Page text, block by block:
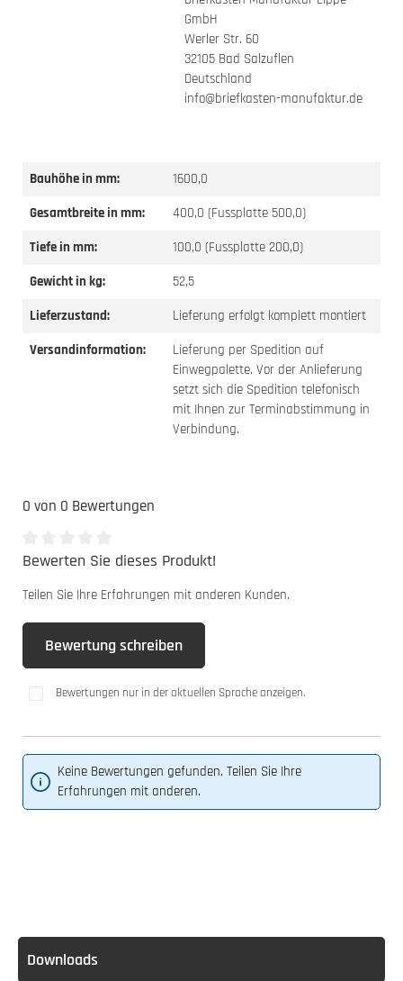
GmbH
Werler Str. 60
32105 Bad Salzuflen
Deutschland
info@briefkasten-manufaktur.de
Bauhöhe in mm:
1600,0
Gesamtbreite in mm:
400,0 (Fussplatte 500,0)
Tiefe in mm:
100,0 (Fussplatte 200,0)
Gewicht in kg:
52,5
Lieferzustand:
Lieferung erfolgt komplett montiert
Versandinformation:
Lieferung per Spedition auf
Einwegpalette. Vor der Anlieferung
setzt sich die Spedition telefonisch
mit Ihnen zur Terminabstimmung in
Verbindung.
0 von 0 Bewertungen
Durchschnittliche Bewertung von 0 von 5 Sternen
Bewerten Sie dieses Produkt!
Teilen Sie Ihre Erfahrungen mit anderen Kunden.
Bewertung schreiben
Bewertungen nur in der aktuellen Sprache anzeigen.
Keine Bewertungen gefunden. Teilen Sie Ihre
Erfahrungen mit anderen.
Downloads